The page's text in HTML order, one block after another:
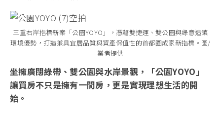
三重右岸指標新案「公園YOYO」，憑藉雙捷運、雙公園與綠意造鎮
環境優勢，打造兼具宜居品質與資產保值性的首都圈成家新指標。圖/
業者提供
坐擁廣闊綠帶、雙公園與水岸景觀，「公園YOYO」
讓買房不只是擁有一間房，更是實現理想生活的開
始。